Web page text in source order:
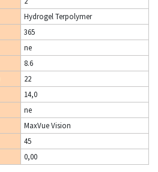
Hydrogel Terpolymer
365
ne
8.6
22
14,0
ne
MaxVue Vision
45
0,00